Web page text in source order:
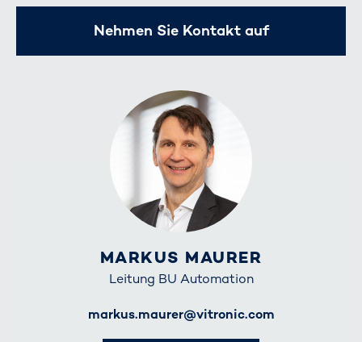
MARKUS MAURER
Leitung BU Automation
markus.maurer@vitronic.com
Nehmen Sie Kontakt auf